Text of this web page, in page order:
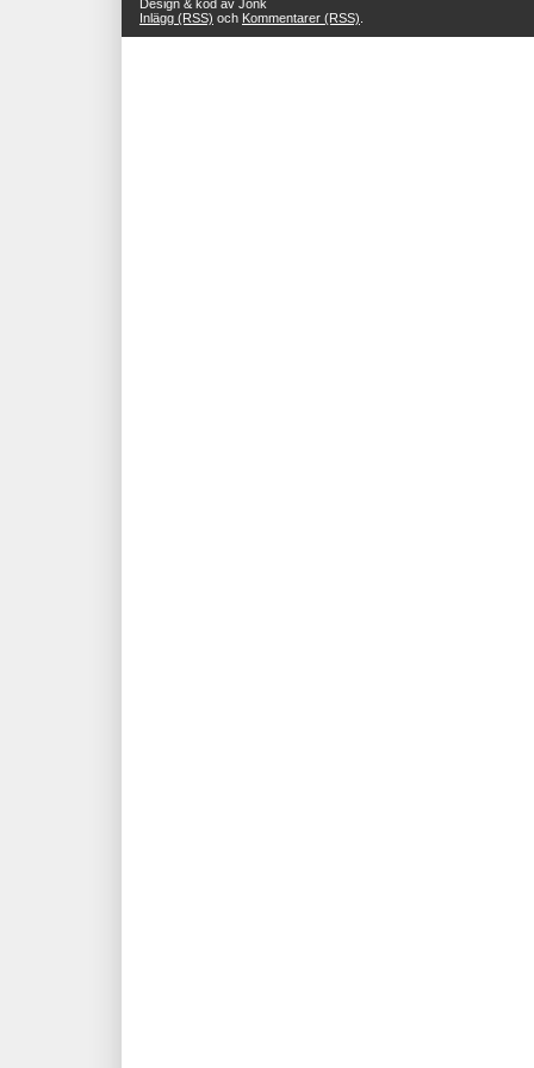
Design & kod av Jonk
Inlägg (RSS) och Kommentarer (RSS)